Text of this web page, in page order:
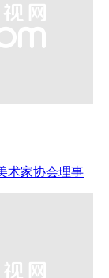
术家协会理事